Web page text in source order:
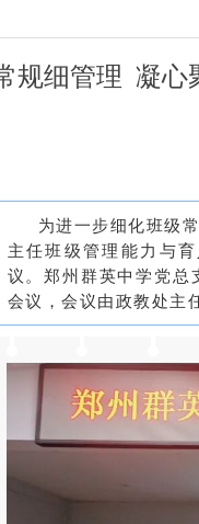
规细管理 凝
为进一步细化班级
主任班级管理能力与育
议。郑州群英中学党总
会议，会议由政教处主